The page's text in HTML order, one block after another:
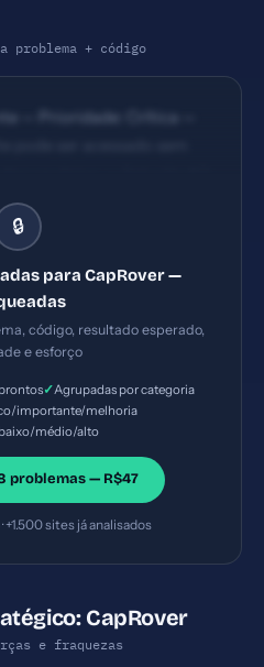
problema + código
— Prioridade: Crítica —
— Prioridade:
Seu site está vulnerável a
com 36 caracteres
Importante —
🔒
para CapRover —
código, resultado esperado,
e esforço
✓Agrupadas por categoria
importante/melhoria
médio/alto
problemas — R$47
+1.500 sites já analisados
CapRover
e fraquezas